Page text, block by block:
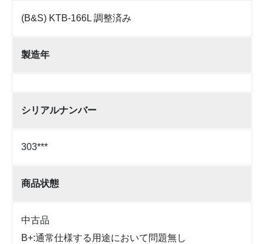
(B&S) KTB-166L 調整済み
製造年
シリアルナンバー
303***
商品状態
中古品
B+:通常仕様する用途において問題無し